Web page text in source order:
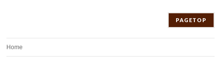
PAGETOP
Home